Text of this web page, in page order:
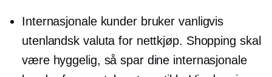
Internasjonale kunder bruker vanligvis
utenlandsk valuta for nettkjøp. Shopping skal
være hyggelig, så spar dine internasjonale